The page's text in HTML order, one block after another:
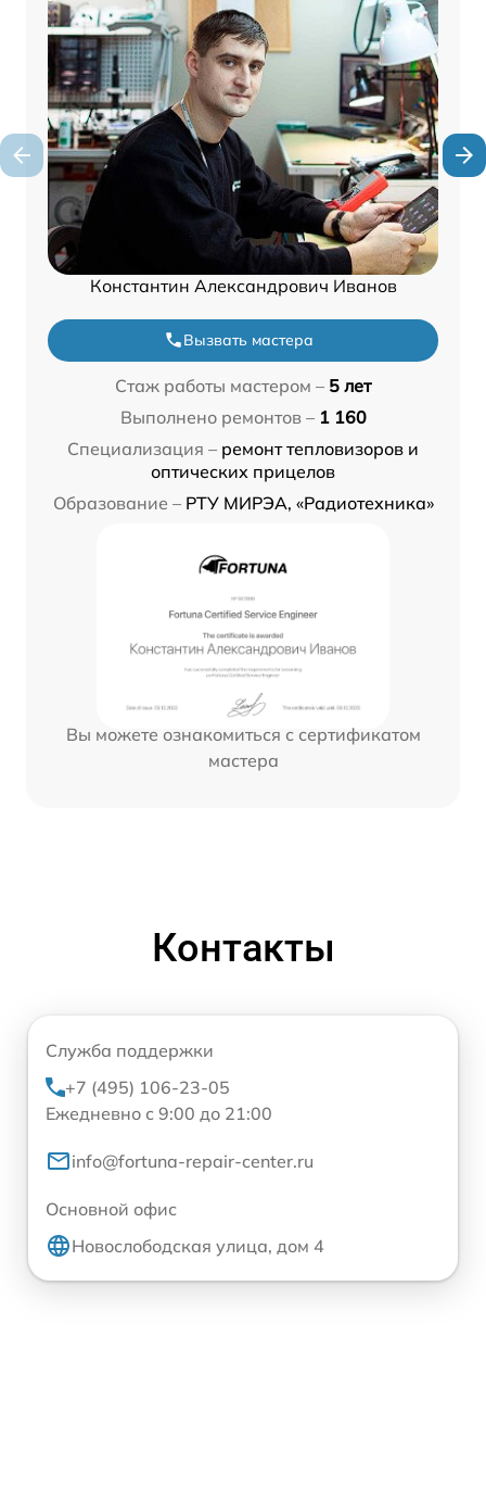
Константин Александрович Иванов
Вызвать мастера
Стаж работы мастером – 5 лет
Выполнено ремонтов – 1 160
Специализация – ремонт тепловизоров и
оптических прицелов
Образование – РТУ МИРЭА, «Радиотехника»
Вы можете ознакомиться с сертификатом
мастера
Контакты
Служба поддержки
+7 (495) 106-23-05
Ежедневно с 9:00 до 21:00
info@fortuna-repair-center.ru
Основной офис
Новослободская улица, дом 4